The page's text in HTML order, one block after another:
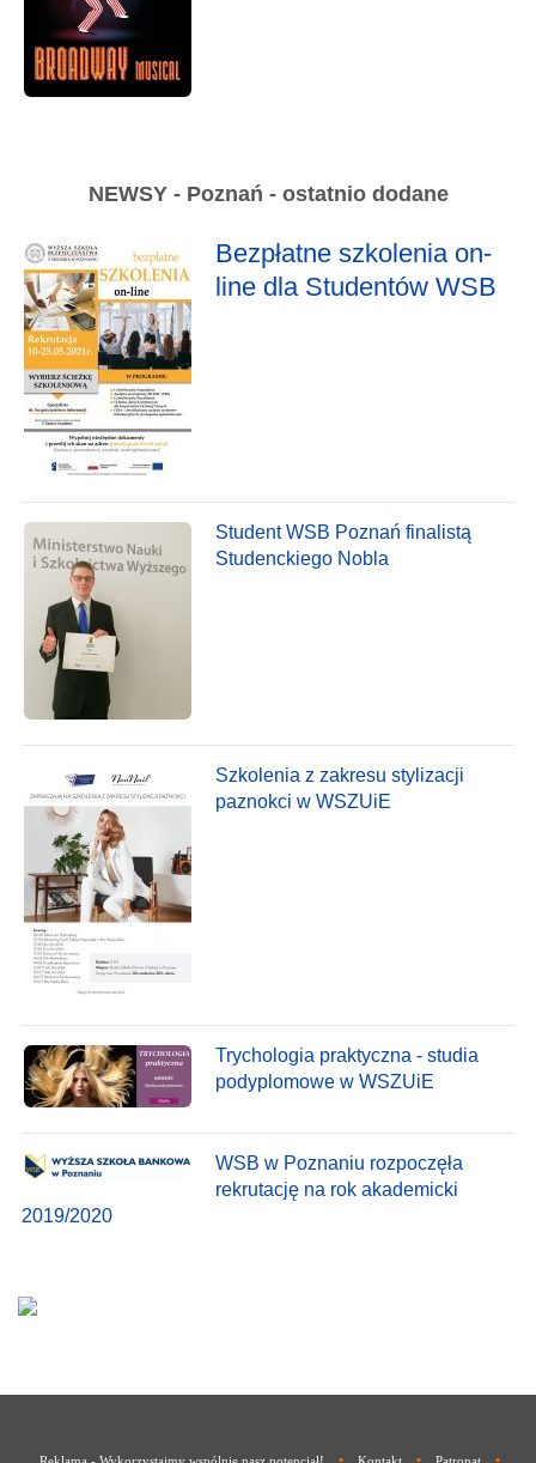
NEWSY - Poznań - ostatnio dodane
Bezpłatne szkolenia on-
line dla Studentów WSB
Student WSB Poznań finalistą
Studenckiego Nobla
Szkolenia z zakresu stylizacji
paznokci w WSZUiE
Trychologia praktyczna - studia
podyplomowe w WSZUiE
WSB w Poznaniu rozpoczęła
rekrutację na rok akademicki
2019/2020